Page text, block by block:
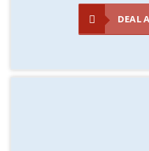
DEAL